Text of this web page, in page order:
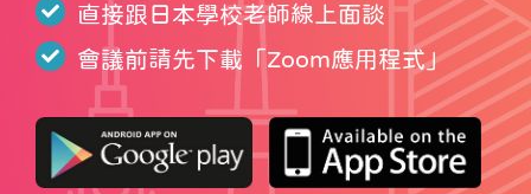
直接跟日本學校老師線上面談
會議前請先下載「Zoom應用程式」